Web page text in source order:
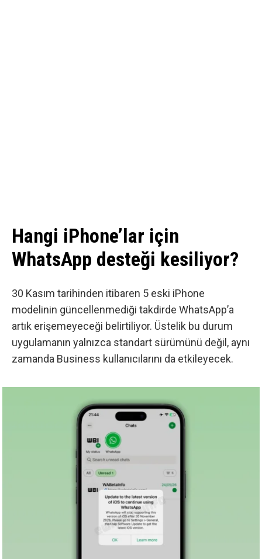
Hangi iPhone’lar için
WhatsApp desteği kesiliyor?
30 Kasım tarihinden itibaren 5 eski iPhone
modelinin güncellenmediği takdirde WhatsApp’a
artık erişemeyeceği belirtiliyor. Üstelik bu durum
uygulamanın yalnızca standart sürümünü değil, aynı
zamanda Business kullanıcılarını da etkileyecek.